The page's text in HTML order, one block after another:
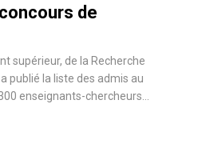
de
supérieur, de la Recherche
publié la liste des admis au
enseignants-chercheurs…